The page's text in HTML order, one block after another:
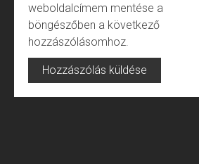
weboldalcímem mentése a
böngészőben a következő
hozzászólásomhoz.